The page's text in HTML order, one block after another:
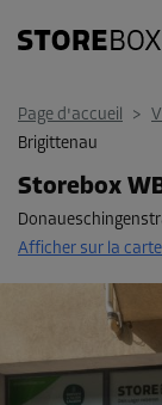
Page d'accueil >
Brigittenau
Storebox
Afficher sur la carte